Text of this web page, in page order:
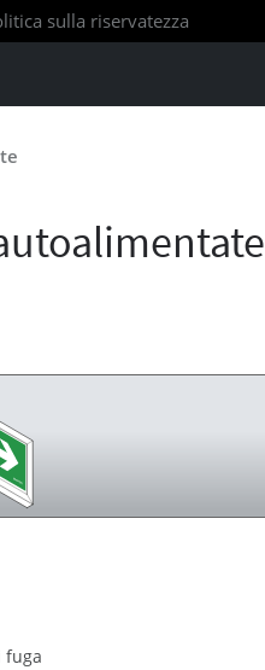
sulla riservatezza
fuga